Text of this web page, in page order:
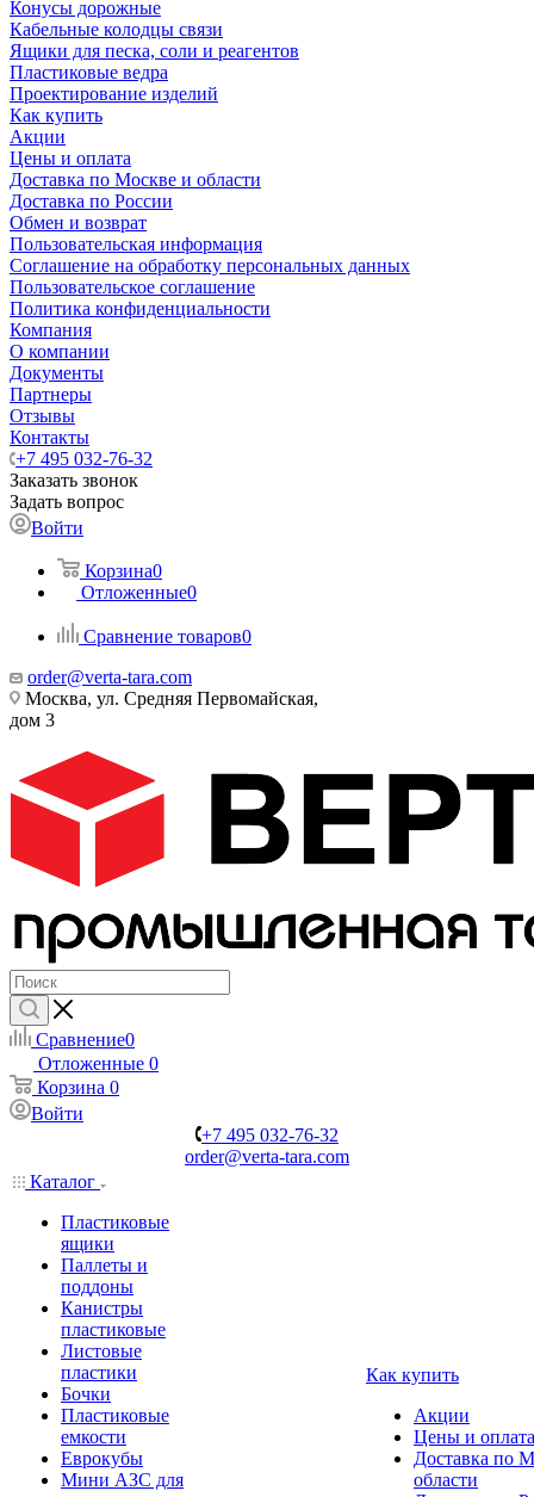
Конусы дорожные
Кабельные колодцы связи
Ящики для песка, соли и реагентов
Пластиковые ведра
Проектирование изделий
Как купить
Акции
Цены и оплата
Доставка по Москве и области
Доставка по России
Обмен и возврат
Пользовательская информация
Соглашение на обработку персональных данных
Пользовательское соглашение
Политика конфиденциальности
Компания
О компании
Документы
Партнеры
Отзывы
Контакты
+7 495 032-76-32
Заказать звонок
Задать вопрос
Войти
Корзина0
Отложенные0
Сравнение товаров0
order@verta-tara.com
Москва, ул. Средняя Первомайская,
дом 3
Сравнение0
Отложенные 0
Корзина 0
Войти
+7 495 032-76-32
order@verta-tara.com
Каталог
Пластиковые
ящики
Паллеты и
поддоны
Канистры
пластиковые
Листовые
пластики
Бочки
Пластиковые
емкости
Еврокубы
Мини АЗС для
Как купить
Акции
Цены и оплата
Доставка по
области